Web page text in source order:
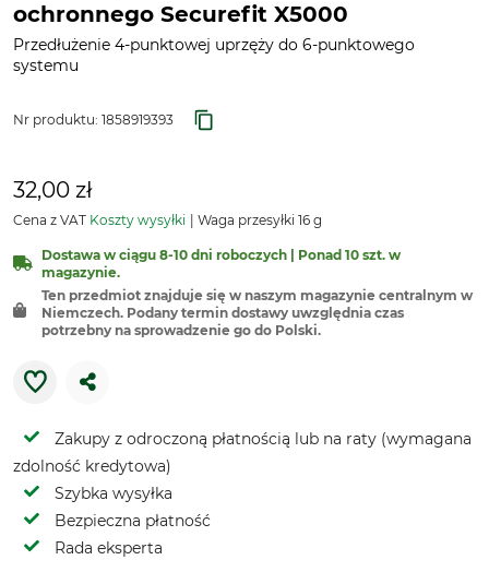
ochronnego Securefit X5000
Przedłużenie 4-punktowej uprzęży do 6-punktowego
systemu
Nr produktu: 1858919393
32,00 zł
Cena z VAT Koszty wysyłki Waga przesyłki 16 g
Dostawa w ciągu 8-10 dni roboczych | Ponad 10 szt. w
magazynie.
Ten przedmiot znajduje się w naszym magazynie centralnym w
Niemczech. Podany termin dostawy uwzględnia czas
potrzebny na sprowadzenie go do Polski.
Zakupy z odroczoną płatnością lub na raty (wymagana
zdolność kredytowa)
Szybka wysyłka
Bezpieczna płatność
Rada eksperta